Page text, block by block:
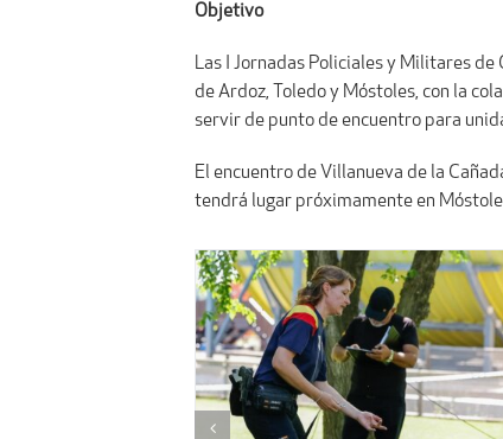
Objetivo
Las I Jornadas Policiales y Militares
de Ardoz, Toledo y Móstoles, con la
servir de punto de encuentro para
El encuentro de Villanueva de la
tendrá lugar próximamente en